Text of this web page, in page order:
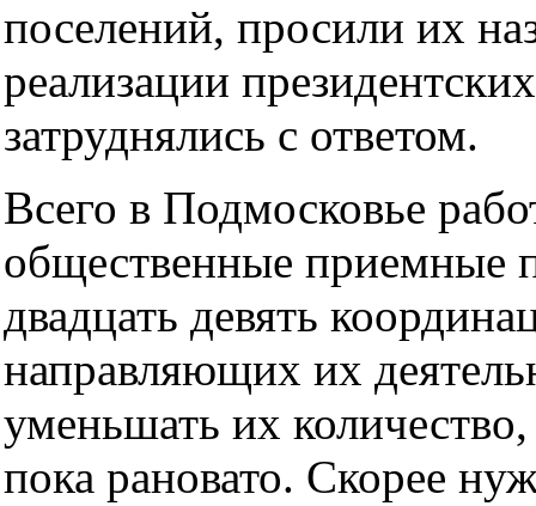
поселений, просили их
реализации
затруднялись с ответом.
Всего в Подмосковье
общественные приемные
двадцать девять
направляющих их
уменьшать их
пока рановато. Скорее